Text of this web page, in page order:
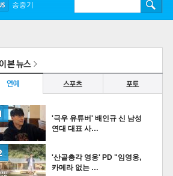
송중기
'극우 유튜버' 배인규 신 남성
연대 대표 사…
'산골총각 영웅' PD "임영웅,
카메라 없는 …